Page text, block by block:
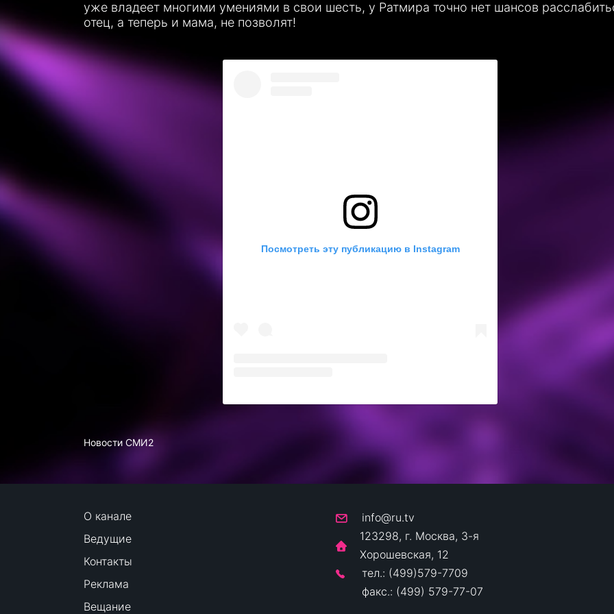
уже владеет многими умениями в свои шесть, у Ратмира точно нет шансов
отец, а теперь и мама, не позволят!
Посмотреть эту публикацию в Instagram
Новости СМИ2
О канале
Ведущие
Контакты
Реклама
Вещание
info@ru.tv
123298, г. Москва, 3-я
Хорошевская, 12
тел.: (499)579-7709
факс.: (499) 579-77-07